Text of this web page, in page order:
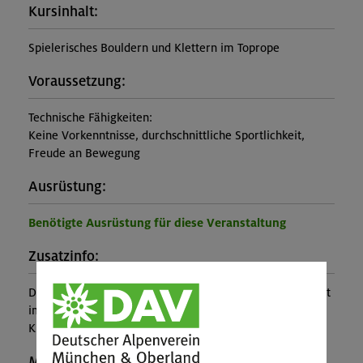
Kursinhalt:
Spielerisches Bouldern und Klettern im Toprope
Voraussetzung:
Technische Fähigkeiten:
Keine Vorkenntnisse, durchschnittliche Sportlichkeit,
Freude an Bewegung
Ausrüstung:
Benötigte Ausrüstung für diese Veranstaltung
Zusatzinfo:
Der Entleih der Kletterausrüstung (inkl. Kletterschuhe) ist
im Kurspreis enthalten. Der Halleneintritt ist nicht im
Kurspreis enthalten.